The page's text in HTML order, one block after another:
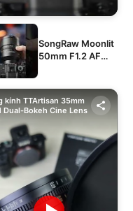
SongRaw Moonlit
50mm F1.2 AF
kính TTArtisan 35mm
Dual-Bokeh Cine Lens